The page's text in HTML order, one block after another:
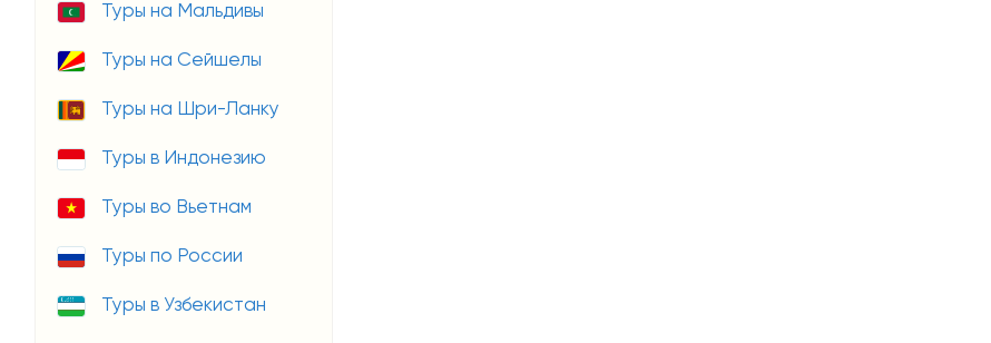
Туры на Мальдивы
Туры на Сейшелы
Туры на Шри-Ланку
Туры в Индонезию
Туры во Вьетнам
Туры по России
Туры в Узбекистан